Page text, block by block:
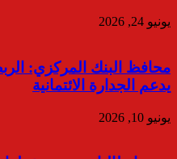
يونيو 24, 2026
محافظ البنك المركزي:
يدعم الجدارة الائتمانية
يونيو 10, 2026